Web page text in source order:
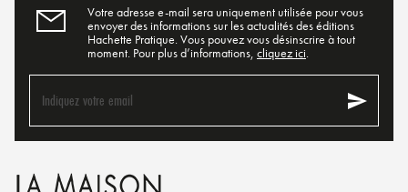
Votre adresse e-mail sera uniquement utilisée pour vous
envoyer des informations sur les actualités des éditions
Hachette Pratique. Vous pouvez vous désinscrire à tout
moment. Pour plus d’informations, cliquez ici.
Indiquez votre email send